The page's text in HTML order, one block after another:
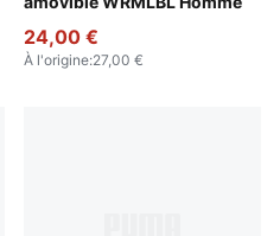
24,00 €
À l'origine:27,00 €